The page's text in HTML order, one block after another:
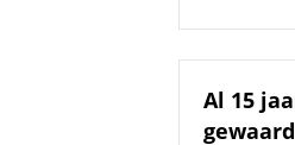
Al 15